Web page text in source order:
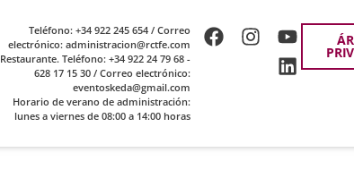
Teléfono: +34 922 245 654 / Correo
electrónico: administracion@rctfe.com
Restaurante. Teléfono: +34 922 24 79 68 -
628 17 15 30 / Correo electrónico:
eventoskeda@gmail.com
Horario de verano de administración:
lunes a viernes de 08:00 a 14:00 horas